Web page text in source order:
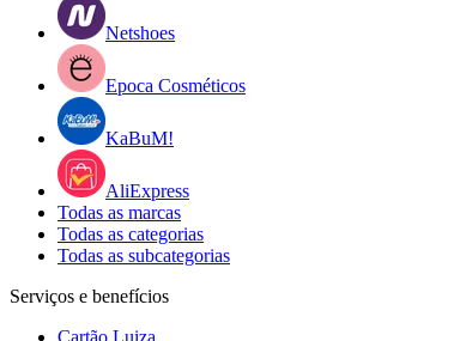
Netshoes
Epoca Cosméticos
KaBuM!
AliExpress
Todas as marcas
Todas as categorias
Todas as subcategorias
Serviços e benefícios
Cartão Luiza